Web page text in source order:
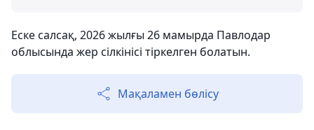
Еске салсақ, 2026 жылғы 26 мамырда Павлодар
облысында жер сілкінісі тіркелген болатын.
Мақаламен бөлісу